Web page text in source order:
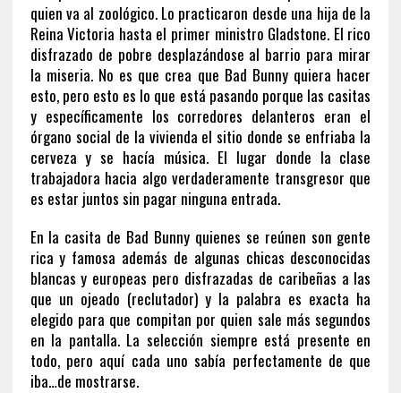
quien va al zoológico. Lo practicaron desde una hija de la
Reina Victoria hasta el primer ministro Gladstone. El rico
disfrazado de pobre desplazándose al barrio para mirar
la miseria. No es que crea que Bad Bunny quiera hacer
esto, pero esto es lo que está pasando porque las casitas
y específicamente los corredores delanteros eran el
órgano social de la vivienda el sitio donde se enfriaba la
cerveza y se hacía música. El lugar donde la clase
trabajadora hacia algo verdaderamente transgresor que
es estar juntos sin pagar ninguna entrada.
En la casita de Bad Bunny quienes se reúnen son gente
rica y famosa además de algunas chicas desconocidas
blancas y europeas pero disfrazadas de caribeñas a las
que un ojeado (reclutador) y la palabra es exacta ha
elegido para que compitan por quien sale más segundos
en la pantalla. La selección siempre está presente en
todo, pero aquí cada uno sabía perfectamente de que
iba…de mostrarse.